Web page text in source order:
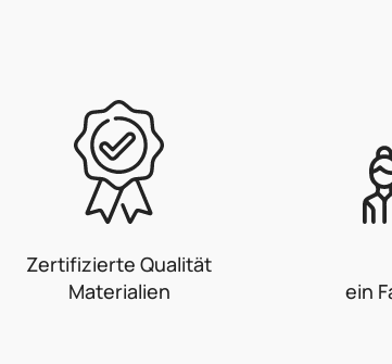
Zertifizierte Qualität
Materialien
ein